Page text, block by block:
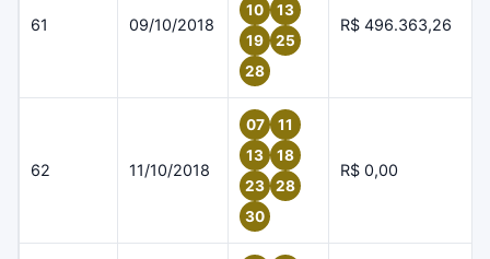
61 09/10/2018
10
13
19
25
28
R$ 496.363,26
62 11/10/2018
07
11
13
18
23
28
30
R$ 0,00